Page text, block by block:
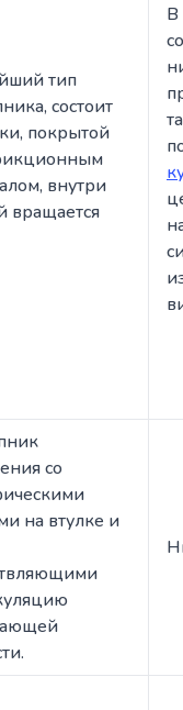
тип
состоит
покрытой
внутри
вращается
В
со
на втулке и